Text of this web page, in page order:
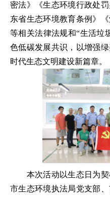
密法》《生态环境行政处
东省生态环境教育条例》
等相关法律法规和“生活垃
色低碳发展共识，以增强
时代生态文明建设新篇章。
本次活动以生态日为
市生态环境执法局党支部